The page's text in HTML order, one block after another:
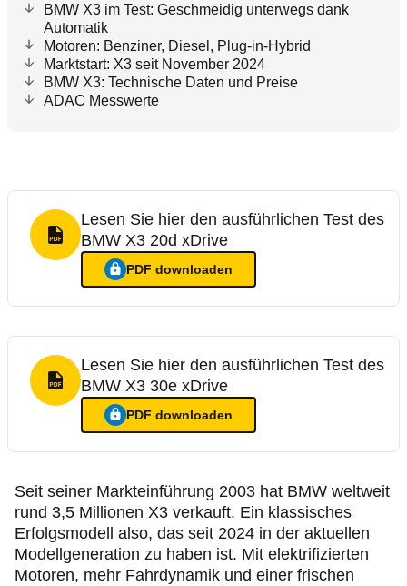
BMW X3 im Test: Geschmeidig unterwegs dank
Automatik
Motoren: Benziner, Diesel, Plug-in-Hybrid
Marktstart: X3 seit November 2024
BMW X3: Technische Daten und Preise
ADAC Messwerte
PDF Format
Lesen Sie hier den ausführlichen Test des
BMW X3 20d xDrive
Ein Login ist nötig für
PDF downloaden
Lesen Sie hier den ausführlichen
PDF Format
Lesen Sie hier den ausführlichen Test des
BMW X3 30e xDrive
Ein Login ist nötig für
PDF downloaden
Lesen Sie hier den ausführlichen
Seit seiner Markteinführung 2003 hat BMW weltweit
rund 3,5 Millionen X3 verkauft. Ein klassisches
Erfolgsmodell also, das seit 2024 in der aktuellen
Modellgeneration zu haben ist. Mit elektrifizierten
Motoren, mehr Fahrdynamik und einer frischen